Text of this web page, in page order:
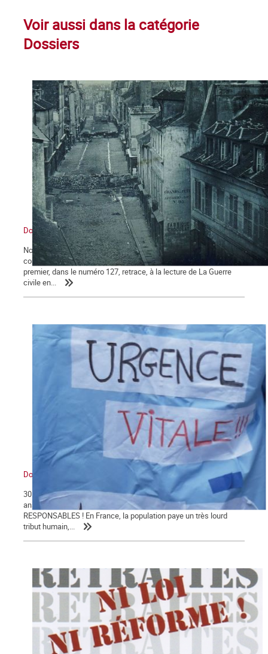
Voir aussi dans la catégorie
Dossiers
Dossier La Commune de Paris 150e anniversaire
Notre journal La Commune propose à ses lecteurs deux dossiers
consacrés au 150e anniversaire de la Commune de Paris : le
premier, dans le numéro 127, retrace, à la lecture de La Guerre
civile en...
Dossier santé
30 004 morts : le bilan du COVID-19 en Franceest le résultat de 40
ans d'attaques de l'hôpital public !TOUS COUPABLES ET
RESPONSABLES ! En France, la population paye un très lourd
tribut humain,...